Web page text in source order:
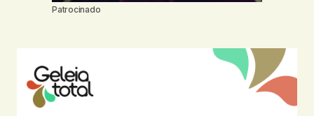
Patrocinado